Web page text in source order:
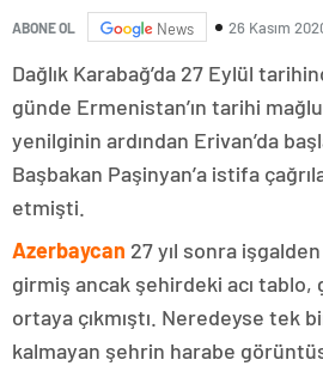
ABONE OL News 26 Kasım
Dağlık Karabağ’da 27 Eylül
günde Ermenistan’ın tarihi
yenilginin ardından Erivan’da
Başbakan Paşinyan’a istifa
etmişti.
Azerbaycan 27 yıl sonra
girmiş ancak şehirdeki acı tablo,
ortaya çıkmıştı. Neredeyse tek
kalmayan şehrin harabe